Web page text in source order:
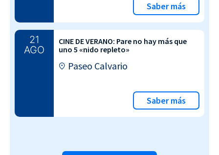
Saber más
21
AGO
CINE DE VERANO: Pare no hay más que
uno 5 «nido repleto»
Paseo Calvario
Saber más